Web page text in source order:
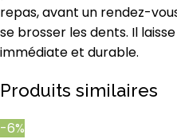
repas, avant un rendez-
se brosser les dents. Il
immédiate et durable.
Produits similaires
-6%